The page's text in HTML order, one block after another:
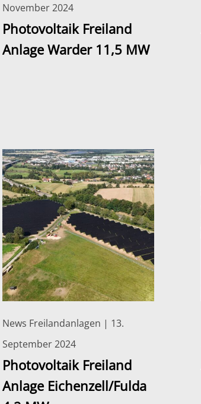
November 2024
Photovoltaik Freiland
Anlage Warder 11,5 MW
News Freilandanlagen | 13.
September 2024
Photovoltaik Freiland
Anlage Eichenzell/Fulda